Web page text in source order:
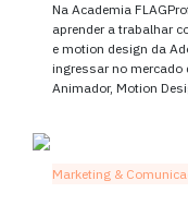
Na Academia
aprender a trabalhar
e motion design da
ingressar no mercado
Animador, Motion
Marketing &